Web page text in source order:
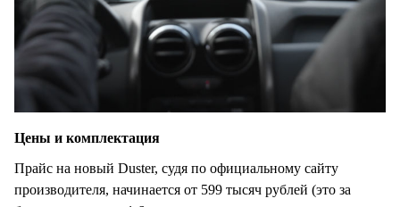
Цены и комплектация
Прайс на новый Duster, судя по официальному сайту
производителя, начинается от 599 тысяч рублей (это за